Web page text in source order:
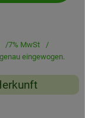
7% MwSt
eingewogen.